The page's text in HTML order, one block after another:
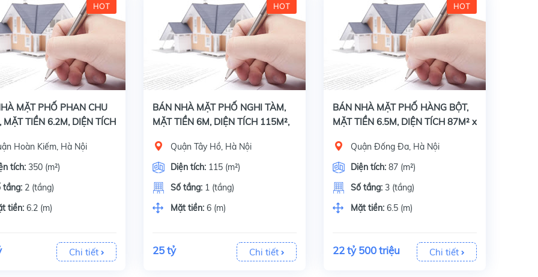
HOT
MẶT PHỐ PHAN CHU
MẶT TIỀN 6.2M, DIỆN TÍCH
Hoàn Kiếm, Hà Nội
tích: 350 (m²)
tầng: 2 (tầng)
tiền: 6.2 (m)
Chi tiết
HOT
BÁN NHÀ MẶT PHỐ NGHI TÀM,
MẶT TIỀN 6M, DIỆN TÍCH 115M²,
Quận Tây Hồ, Hà Nội
Diện tích: 115 (m²)
Số tầng: 1 (tầng)
Mặt tiền: 6 (m)
25 tỷ Chi tiết
HOT
BÁN NHÀ MẶT PHỐ HÀNG BỘT,
MẶT TIỀN 6.5M, DIỆN TÍCH 87M² x
Quận Đống Đa, Hà Nội
Diện tích: 87 (m²)
Số tầng: 3 (tầng)
Mặt tiền: 6.5 (m)
22 tỷ 500 triệu Chi tiết